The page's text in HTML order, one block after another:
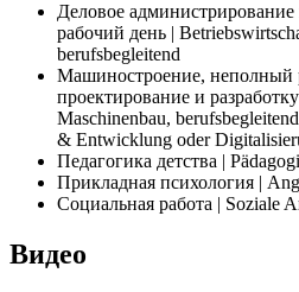
Деловое
рабочий день |
berufsbegleitend
Машиностроение, неполный
проектирование и
Maschinenbau,
& Entwicklung oder
Педагогика детства |
Прикладная психология |
Социальная работа | Soziale
Видео